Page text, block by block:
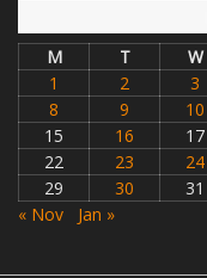
M
T W
1
2 3
8
9 10
15
16 17
22
23 24
29
30
31
« Nov
Jan »